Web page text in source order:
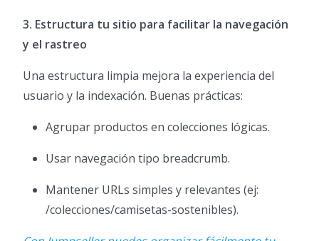
3. Estructura tu sitio para facilitar la navegación
y el rastreo
Una estructura limpia mejora la experiencia del
usuario y la indexación. Buenas prácticas:
Agrupar productos en colecciones lógicas.
Usar navegación tipo breadcrumb.
Mantener URLs simples y relevantes (ej:
/colecciones/camisetas-sostenibles).